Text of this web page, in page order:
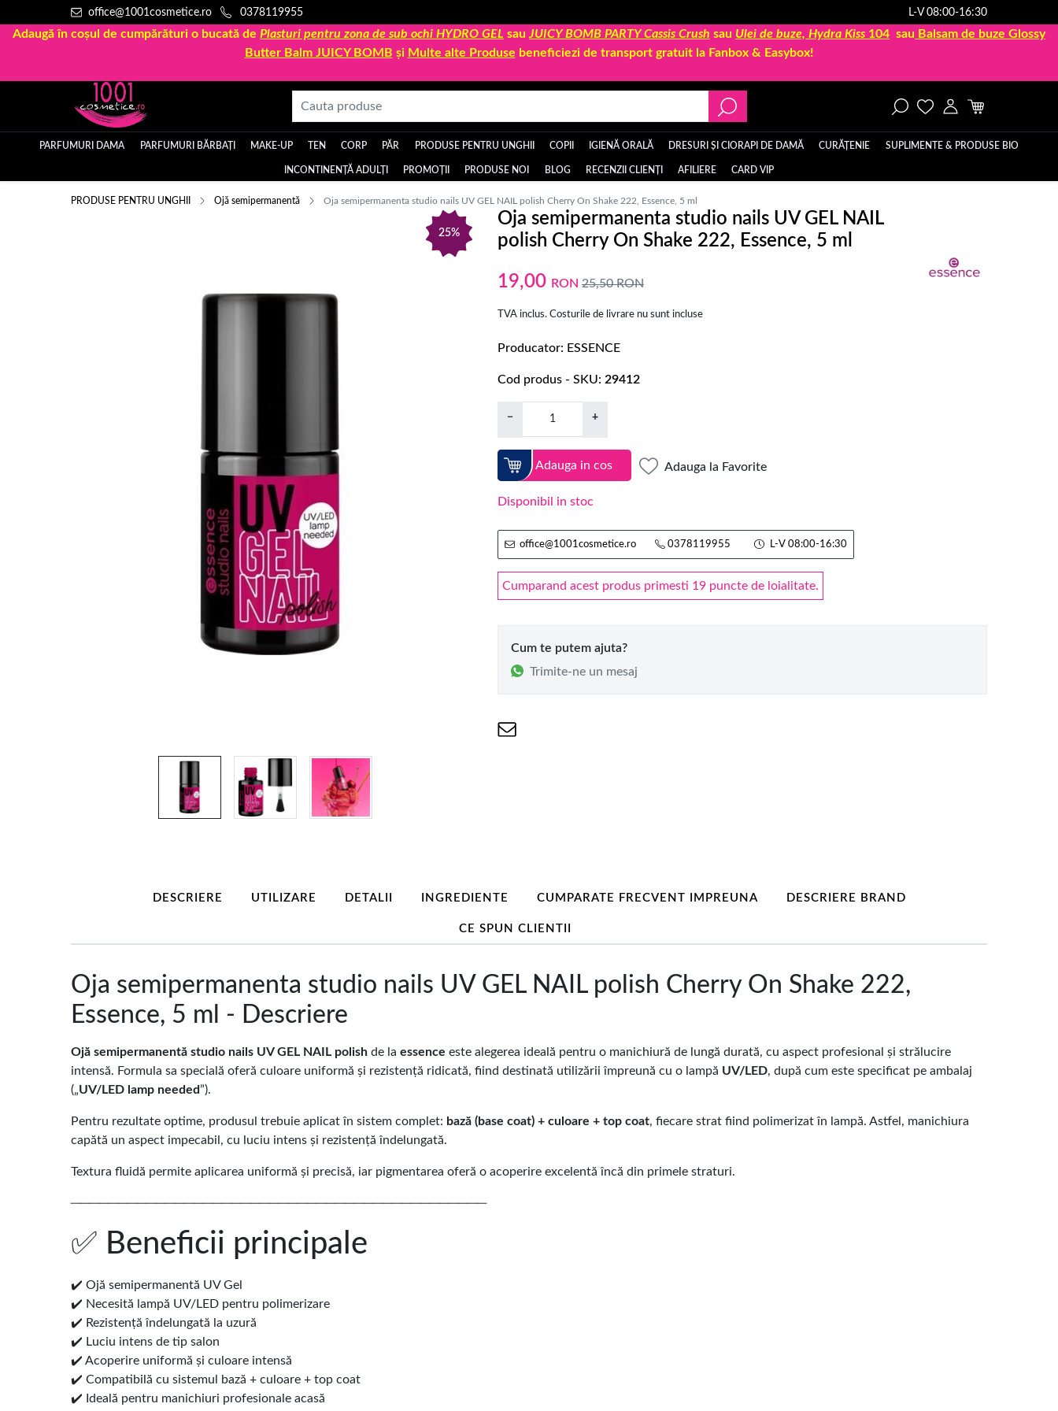
office@1001cosmetice.ro 0378119955 L-V 08:00-16:30
Adaugă în coșul de cumpărături o bucată de Plasturi pentru zona de sub ochi HYDRO GEL sau JUICY BOMB PARTY Cassis Crush sau Ulei de buze, Hydra Kiss 104 sau Balsam de buze Glossy
Butter Balm JUICY BOMB și Multe alte Produse beneficiezi de transport gratuit la Fanbox & Easybox!
PARFUMURI DAMA PARFUMURI BĂRBAȚI MAKE-UP TEN CORP PĂR PRODUSE PENTRU UNGHII COPII IGIENĂ ORALĂ DRESURI ȘI CIORAPI DE DAMĂ CURĂȚENIE SUPLIMENTE & PRODUSE BIO
INCONTINENȚĂ ADULȚI PROMOȚII PRODUSE NOI BLOG RECENZII CLIENȚI AFILIERE CARD VIP
PRODUSE PENTRU UNGHII Ojă semipermanentă Oja semipermanenta studio nails UV GEL NAIL polish Cherry On Shake 222, Essence, 5 ml
25%
Oja semipermanenta studio nails UV GEL NAIL
polish Cherry On Shake 222, Essence, 5 ml
19,00 RON 25,50RON
TVA inclus. Costurile de livrare nu sunt incluse
Producator ESSENCE
Cod produs - SKU 29412
− +
Adauga in cos Adauga la Favorite
Disponibil in stoc
office@1001cosmetice.ro 0378119955 L-V 08:00-16:30
Cumparand acest produs primesti 19 puncte de loialitate.
Cum te putem ajuta?
Trimite-ne un mesaj
DESCRIERE UTILIZARE DETALII INGREDIENTE CUMPARATE FRECVENT IMPREUNA DESCRIERE BRAND
CE SPUN CLIENTII
Oja semipermanenta studio nails UV GEL NAIL polish Cherry On Shake 222,
Essence, 5 ml - Descriere
Ojă semipermanentă studio nails UV GEL NAIL polish de la essence este alegerea ideală pentru o manichiură de lungă durată, cu aspect profesional și strălucire
intensă. Formula sa specială oferă culoare uniformă și rezistență ridicată, fiind destinată utilizării împreună cu o lampă UV/LED, după cum este specificat pe ambalaj
(„UV/LED lamp needed”).
Pentru rezultate optime, produsul trebuie aplicat în sistem complet: bază (base coat) + culoare + top coat, fiecare strat fiind polimerizat în lampă. Astfel, manichiura
capătă un aspect impecabil, cu luciu intens și rezistență îndelungată.
Textura fluidă permite aplicarea uniformă și precisă, iar pigmentarea oferă o acoperire excelentă încă din primele straturi.
────────────────────────────────────────────
✅ Beneficii principale
✔️ Ojă semipermanentă UV Gel
✔️ Necesită lampă UV/LED pentru polimerizare
✔️ Rezistență îndelungată la uzură
✔️ Luciu intens de tip salon
✔️ Acoperire uniformă și culoare intensă
✔️ Compatibilă cu sistemul bază + culoare + top coat
✔️ Ideală pentru manichiuri profesionale acasă